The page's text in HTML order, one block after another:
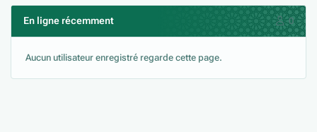
En ligne récemment 0
Aucun utilisateur enregistré regarde cette page.